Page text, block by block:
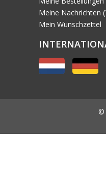
Meine Nachrichten
Mein Wunschzettel
©